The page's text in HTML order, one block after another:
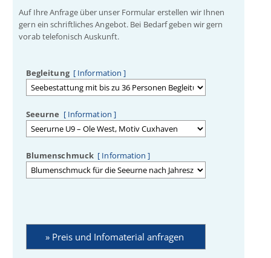
Auf Ihre Anfrage über unser Formular erstellen wir Ihnen
gern ein schriftliches Angebot. Bei Bedarf geben wir gern
vorab telefonisch Auskunft.
Begleitung[ Information ]
Seeurne [ Information ]
Blumenschmuck[ Information ]